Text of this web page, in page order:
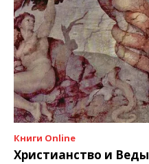
Книги Online
Христианство и Веды